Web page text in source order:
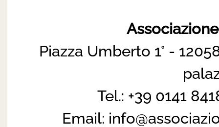
Piazza Umberto 1° -
Tel.: +39 0141
Email: